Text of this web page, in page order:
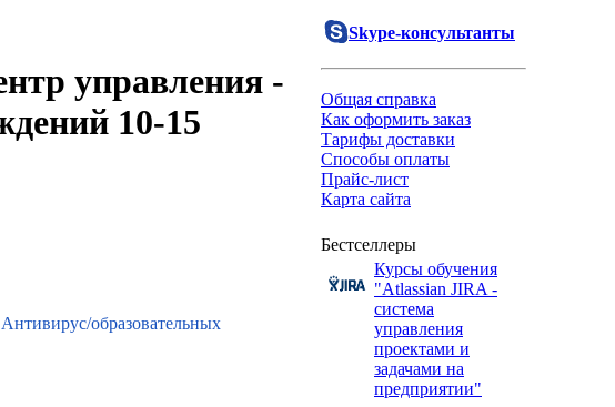
управления -
10-15
образовательных
Skype-консультанты
Общая справка
Как оформить заказ
Тарифы доставки
Способы оплаты
Прайс-лист
Карта сайта
Бестселлеры
Курсы обучения
"Atlassian JIRA -
система
управления
проектами и
задачами на
предприятии"